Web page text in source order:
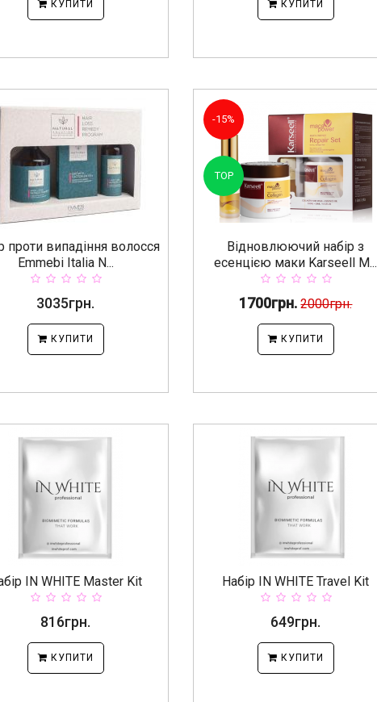
КУПИТИ КУПИТИ
проти випадіння волосся
Emmebi Italia N...
3035грн.
КУПИТИ
-15%
TOP
Відновлюючий набір з
есенцією маки Karseell M...
1700грн. 2000грн.
КУПИТИ
IN WHITE Master Kit
816грн.
КУПИТИ
Набір IN WHITE Travel Kit
649грн.
КУПИТИ